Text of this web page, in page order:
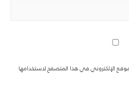
الإلكتروني في هذا المتصفح لاستخدامها